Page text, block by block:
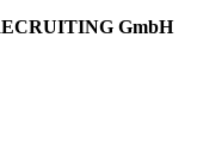
GmbH